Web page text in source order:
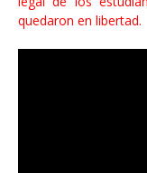
quedaron en libertad.